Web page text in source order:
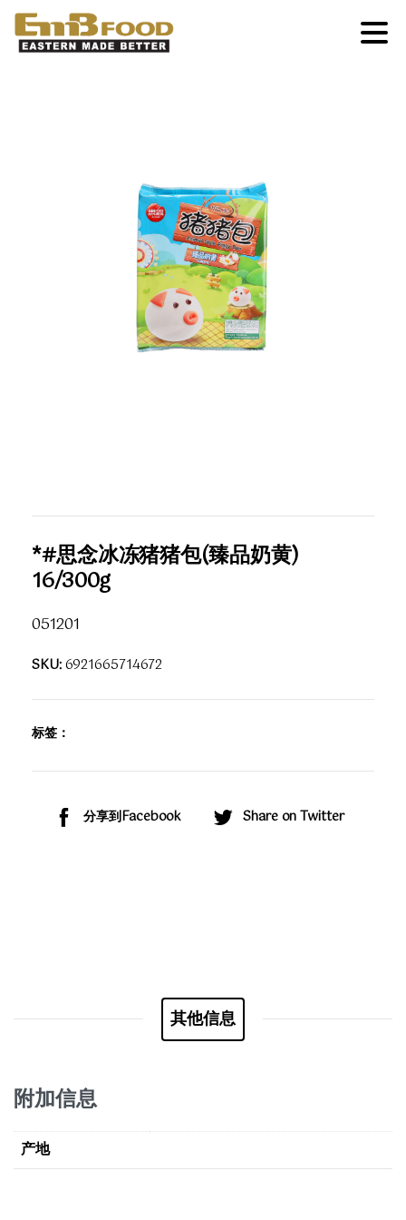
*#思念冰冻猪猪包(臻品奶黄)
16/300g
051201
SKU:6921665714672
标签：
分享到Facebook Share on Twitter
其他信息
附加信息
产地